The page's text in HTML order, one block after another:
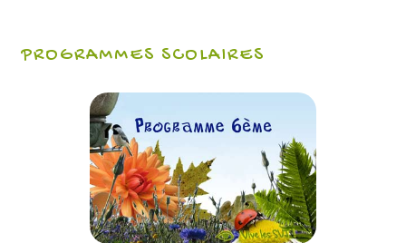
PROGRAMMES SCOLAIRES